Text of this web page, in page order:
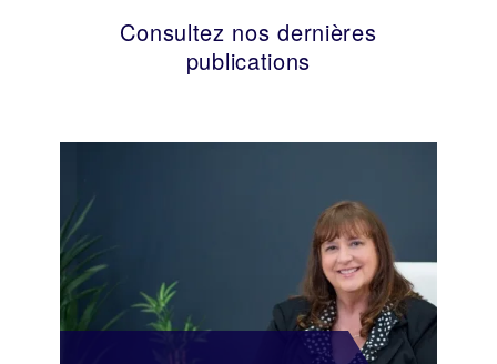
Consultez nos dernières
publications